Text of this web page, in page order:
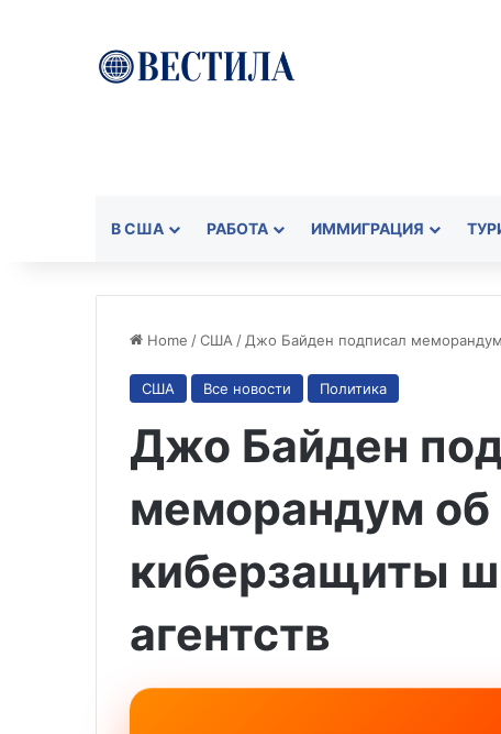
В США РАБОТА ИММИГРАЦИЯ
Home /США / Джо Байден подписал
США Все новости Политика
Джо Байден
меморандум об
киберзащиты
агентств